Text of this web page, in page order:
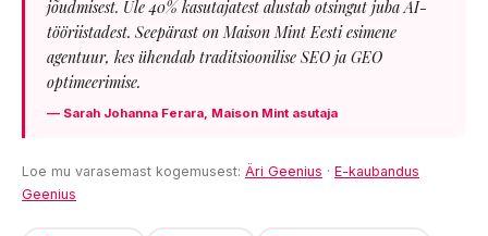
jõudmisest. Üle 40% kasutajatest alustab otsingut juba AI-
tööriistadest. Seepärast on Maison Mint Eesti esimene
agentuur, kes ühendab traditsioonilise SEO ja GEO
optimeerimise.
— Sarah Johanna Ferara, Maison Mint asutaja
Loe mu varasemast kogemusest: Äri Geenius · E-kaubandus
Geenius